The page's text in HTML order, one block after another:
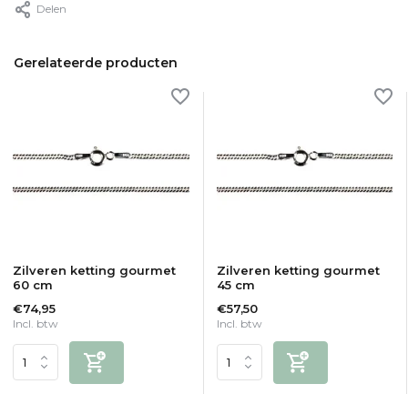
Delen
Gerelateerde producten
Zilveren ketting gourmet
60 cm
€74,95
Incl. btw
Zilveren ketting gourmet
45 cm
€57,50
Incl. btw